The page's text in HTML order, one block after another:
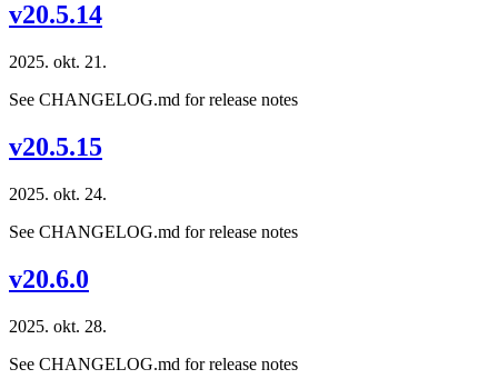
v20.5.14
2025. okt. 21.
See CHANGELOG.md for release notes
v20.5.15
2025. okt. 24.
See CHANGELOG.md for release notes
v20.6.0
2025. okt. 28.
See CHANGELOG.md for release notes